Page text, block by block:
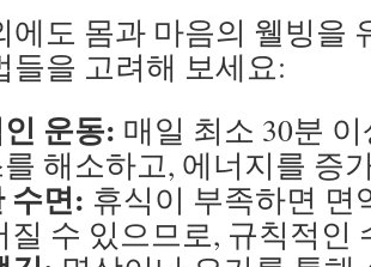
에도 몸과 마음의 웰빙을
들을 고려해 보세요:
운동: 매일 최소 30분
해소하고, 에너지를 증
수면: 휴식이 부족하면 면
질 수 있으므로, 규칙적인